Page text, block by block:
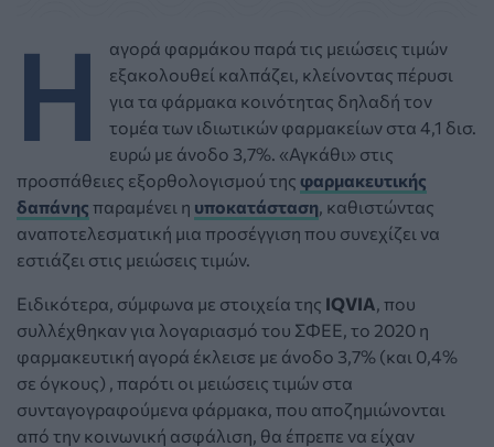
Η
αγορά φαρμάκου παρά τις μειώσεις τιμών
εξακολουθεί καλπάζει, κλείνοντας πέρυσι
για τα φάρμακα κοινότητας δηλαδή τον
τομέα των ιδιωτικών φαρμακείων στα 4,1 δισ.
ευρώ με άνοδο 3,7%. «Αγκάθι» στις
προσπάθειες εξορθολογισμού της φαρμακευτικής
δαπάνης παραμένει η υποκατάσταση , καθιστώντας
αναποτελεσματική μια προσέγγιση που συνεχίζει να
εστιάζει στις μειώσεις τιμών.
Ειδικότερα, σύμφωνα με στοιχεία της IQVIA , που
συλλέχθηκαν για λογαριασμό του ΣΦΕΕ, το 2020 η
φαρμακευτική αγορά έκλεισε με άνοδο 3,7% (και 0,4%
σε όγκους) , παρότι οι μειώσεις τιμών στα
συνταγογραφούμενα φάρμακα, που αποζημιώνονται
από την κοινωνική ασφάλιση, θα έπρεπε να είχαν